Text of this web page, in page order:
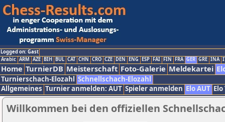
Logged on: Gast
Arabic ARM AZE BIH BUL CAT CHN CRO CZE DEN ENG ESP FAI FIN FRA GER GRE INA
Home TurnierDB Meisterschaft Foto-Galerie Meldekartei
Turnierschach-Elozahl Schnellschach-Elozahl
Allgemeines Turnier anmelden: AUT Spieler anmelden Elo AUT
Willkommen bei den offiziellen